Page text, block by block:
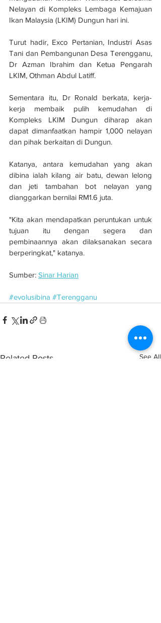
Nelayan di Kompleks Lembaga Kemajuan
Ikan Malaysia (LKIM) Dungun hari ini.
Turut hadir, Exco Pertanian, Industri Asas
Tani dan Pembangunan Desa Terengganu,
Dr Azman Ibrahim dan Ketua Pengarah
LKIM, Othman Abdul Latiff.
Sementara itu, Dr Ronald berkata, kerja-
kerja membaik pulih kemudahan di
Kompleks LKIM Dungun diharap akan
dapat dimanfaatkan hampir 1,000 nelayan
dan pihak berkaitan di Dungun.
Katanya, antara kemudahan yang akan
dibina ialah kilang air batu, dewan lelong
dan jeti tambahan bot nelayan yang
dianggarkan bernilai RM1.6 juta.
"Kita akan mendapatkan peruntukan untuk
tujuan itu dengan segera dan
pembinaannya akan dilaksanakan secara
berperingkat," katanya.
Sumber: Sinar Harian
#evolusibina #Terengganu
Related Posts See All